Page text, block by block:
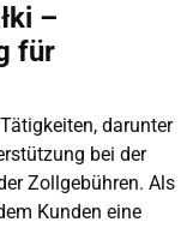
–
für
darunter
bei der
Zollgebühren. Als
Kunden eine